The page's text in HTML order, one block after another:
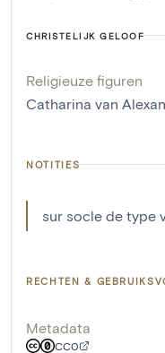
CHRISTELIJK GELOOF
Religieuze figuren
Catharina van
NOTITIES
sur socle de type
RECHTEN &
Metadata
CC0